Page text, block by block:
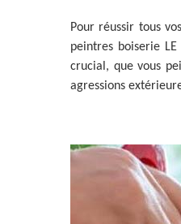
Pour réussir tous
peintres boiserie
crucial, que vous
agressions